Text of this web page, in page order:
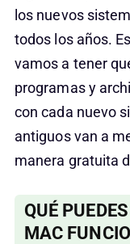
los nuevos
todos los años.
vamos a tener
programas y
con cada nuevo
antiguos van a
manera gratuita
QUÉ
MAC